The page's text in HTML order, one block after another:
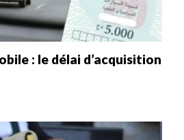
: le délai d’acquisition